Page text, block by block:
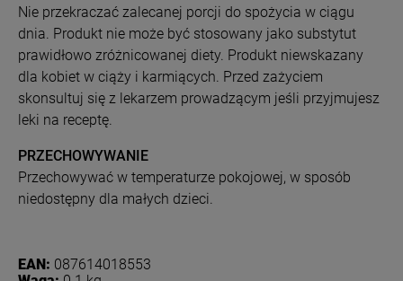
Nie przekraczać zalecanej porcji do spożycia w ciągu
dnia. Produkt nie może być stosowany jako substytut
prawidłowo zróżnicowanej diety. Produkt niewskazany
dla kobiet w ciąży i karmiących. Przed zażyciem
skonsultuj się z lekarzem prowadzącym jeśli przyjmujesz
leki na receptę.
PRZECHOWYWANIE
Przechowywać w temperaturze pokojowej, w sposób
niedostępny dla małych dzieci.
EAN: 087614018553